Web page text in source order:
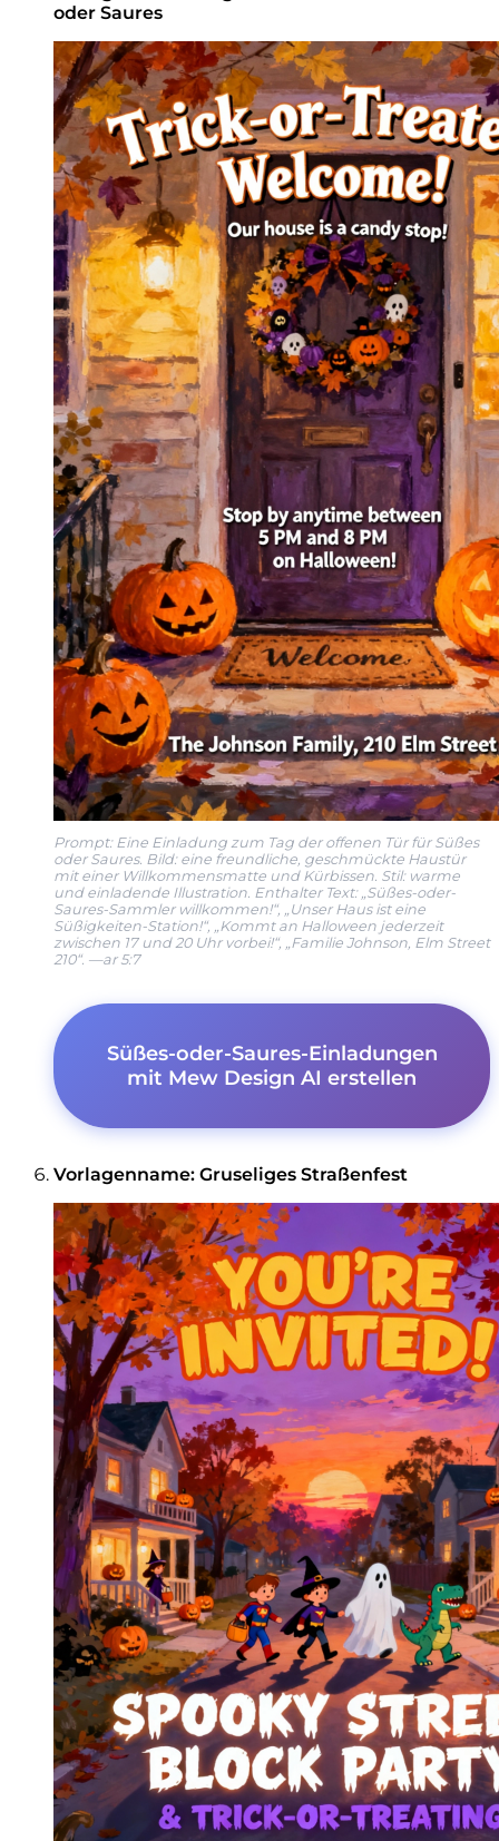
oder Saures
Prompt: Eine Einladung zum Tag der offenen Tür für Süßes
oder Saures. Bild: eine freundliche, geschmückte Haustür
mit einer Willkommensmatte und Kürbissen. Stil: warme
und einladende Illustration. Enthalter Text: „Süßes-oder-
Saures-Sammler willkommen!“, „Unser Haus ist eine
Süßigkeiten-Station!“, „Kommt an Halloween jederzeit
zwischen 17 und 20 Uhr vorbei!“, „Familie Johnson, Elm Street
210“. —ar 5:7
Süßes-oder-Saures-Einladungen
mit Mew Design AI erstellen
Vorlagenname: Gruseliges Straßenfest